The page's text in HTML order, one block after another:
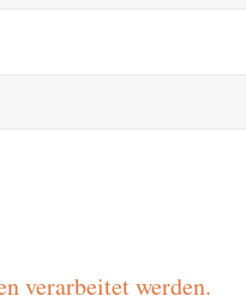
verarbeitet werden.